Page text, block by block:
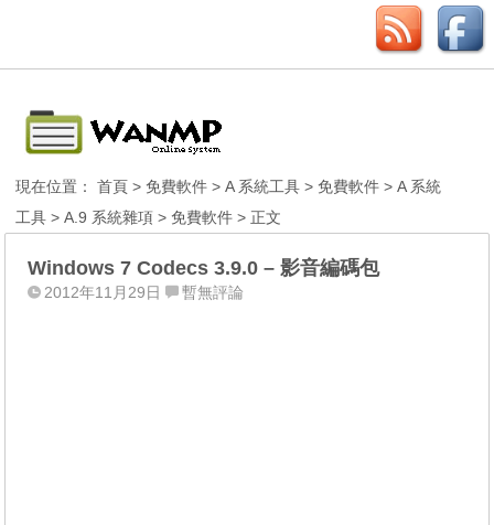
現在位置：首頁 >免費軟件 >A 系統工具 >免費軟件 >A 系統
工具 >A.9 系統雜項 >免費軟件 > 正文
Windows 7 Codecs 3.9.0 – 影音編碼包
2012年11月29日 暫無評論